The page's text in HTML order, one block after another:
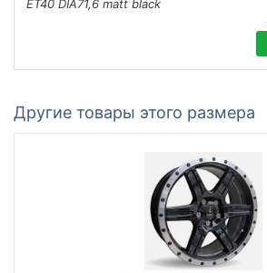
ET40 DIA71,6 matt black
Другие товары этого размера